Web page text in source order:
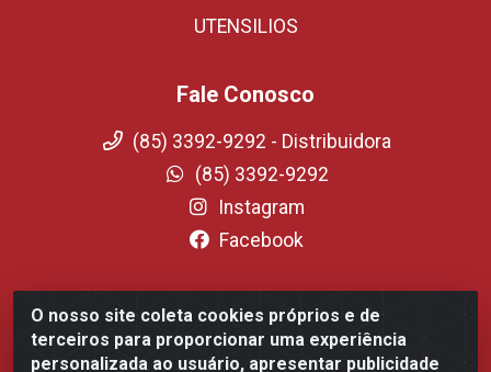
O nosso site coleta cookies próprios e de
terceiros para proporcionar uma experiência
personalizada ao usuário, apresentar publicidade
UTENSILIOS
Fale Conosco
(85) 3392-9292 - Distribuidora
(85) 3392-9292
Instagram
Facebook
Fortali Distribuidora de Alimentos LTDA - Avenida
Tomaz Coelho, 1268 - Messejana, Fortaleza/CE - CEP